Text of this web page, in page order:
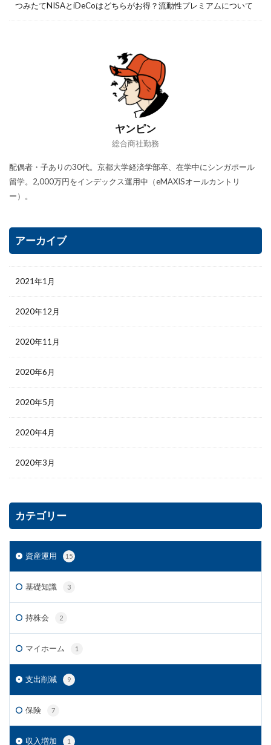
つみたてNISAとiDeCoはどちらがお得？流動性プレミアムについて
ヤンピン
総合商社勤務
配偶者・子ありの30代。京都大学経済学部卒、在学中にシンガポール
留学。2,000万円をインデックス運用中（eMAXISオールカントリ
ー）。
アーカイブ
2021年1月
2020年12月
2020年11月
2020年6月
2020年5月
2020年4月
2020年3月
カテゴリー
資産運用 15
基礎知識 3
持株会 2
マイホーム 1
支出削減 9
保険 7
収入増加 1